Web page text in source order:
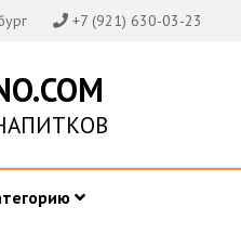
+7 (921) 630-03-23